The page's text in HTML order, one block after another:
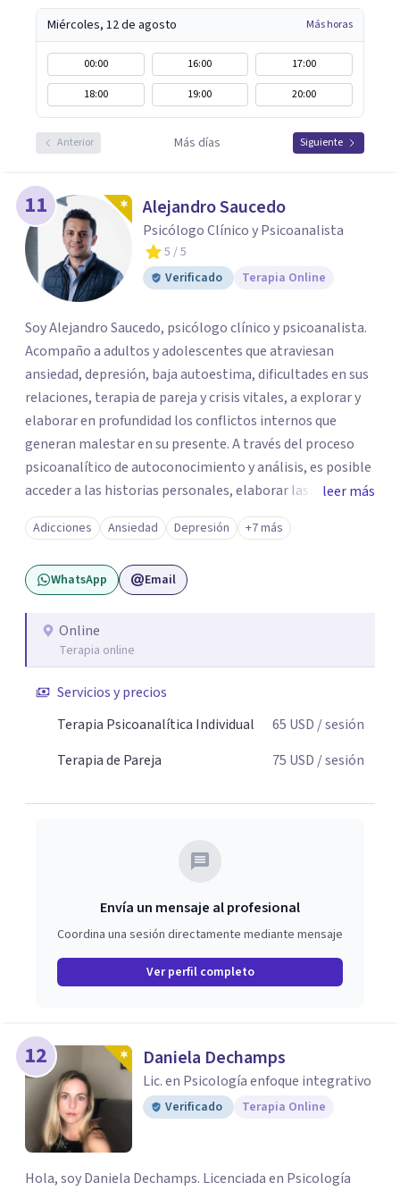
Miércoles, 12 de agosto Más horas
00:00 16:00
17:00
18:00
19:00 20:00
Anterior Más días Siguiente
11 Alejandro Saucedo
Psicólogo Clínico y Psicoanalista
5 / 5
Verificado
Terapia Online
Soy Alejandro Saucedo, psicólogo clínico y psicoanalista.
Acompaño a adultos y adolescentes que atraviesan
ansiedad, depresión, baja autoestima, dificultades en sus
relaciones, terapia de pareja y crisis vitales, a explorar y
elaborar en profundidad los conflictos internos que
generan malestar en su presente. A través del proceso
psicoanalítico de autoconocimiento y análisis, es posible
acceder a las historias personales, elaborar las
experiencias del pasado y resignificarlas, liberando su
influencia para construir un futuro con mayor libertad y
autenticidad. La terapia psicoanalítica crea un espacio de
verbalización libre y sin filtros. A través de esta
exploran las vivencias que aún condicionan el presente, se
les otorga un nuevo sentido y se transforma su impacto
claridad sobre sí mismos, reducen significativamente su
sufrimiento y alcanzan cambios profundos y duraderos en
leer más
Adicciones Ansiedad Depresión +7 más
WhatsApp Email
Online
Terapia online
Servicios y precios
Terapia Psicoanalítica Individual
65 USD / sesión
Terapia de Pareja
75 USD / sesión
Envía un mensaje al profesional
Coordina una sesión directamente mediante mensaje
Ver perfil completo
12 Daniela Dechamps
Lic. en Psicología enfoque integrativo
Verificado Terapia Online
Hola, soy Daniela Dechamps. Licenciada en Psicología